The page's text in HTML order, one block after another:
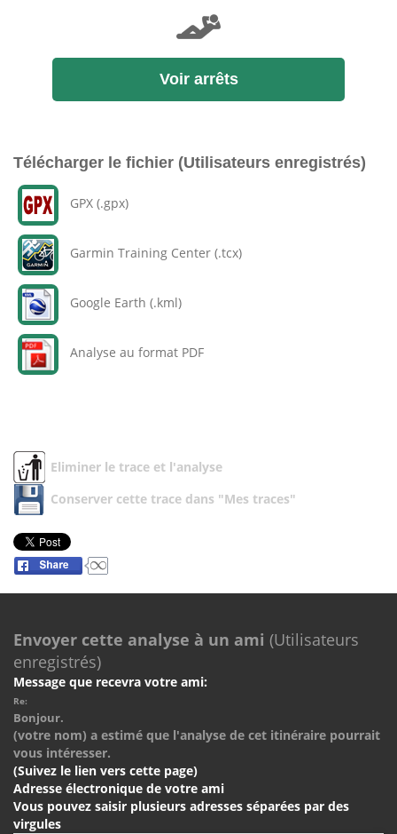
Voir arrêts
Télécharger le fichier (Utilisateurs enregistrés)
GPX (.gpx)
Garmin Training Center (.tcx)
Google Earth (.kml)
Analyse au format PDF
Eliminer le trace et l'analyse
Conserver cette trace dans "Mes traces"
Envoyer cette analyse à un ami (Utilisateurs
enregistrés)
Message que recevra votre ami:
Re:
Bonjour.
(votre nom) a estimé que l'analyse de cet itinéraire pourrait
vous intéresser.
(Suivez le lien vers cette page)
Adresse électronique de votre ami
Vous pouvez saisir plusieurs adresses séparées par des
virgules